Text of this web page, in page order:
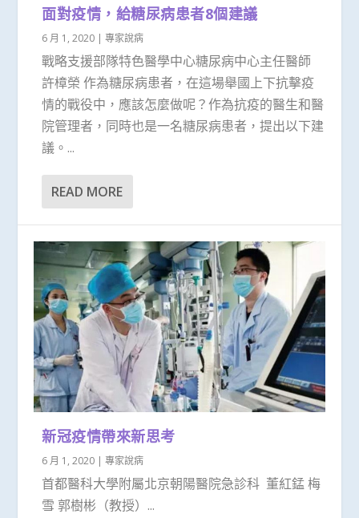
面對疫情，給糖尿病患者8個建議
6 月 1, 2020 |專家說病
戰略支援部隊特色醫學中心糖尿病中心主任醫師
許樟榮 作為糖尿病患者，在這場舉國上下抗擊疫
情的戰役中，應該怎麼做呢？作為抗疫的醫生和醫
院管理者，同時也是一名糖尿病患者，提出以下建
議。...
READ MORE
新冠疫情帶來新思考
6 月 1, 2020 |專家說病
首都醫科大學附屬北京朝陽醫院急診科 董紅錳 梅
雪 郭樹彬（教授）...